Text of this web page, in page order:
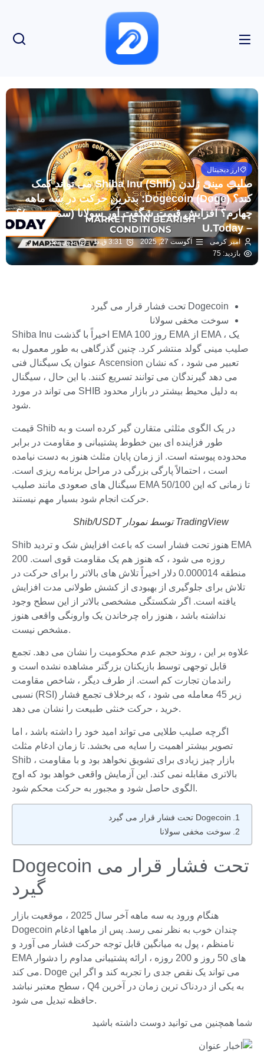
ارز دیجیتال
صلیب مینی ژلدن Shiba Inu (Shib) می تواند کمک
کند؟ Dogecoin (Doge): بدترین حرکت در سه ماهه
چهارم؟ افزایش قیمت شگفت آور سولانا (سمت چپ)؟
– U.Today
امیر کرمی آگوست 27, 2025 3:31 ق.ظ
بدون نظر
بازدید: 75
Dogecoin تحت فشار قرار می گیرد
سوخت مخفی سولانا
Shiba Inu اخیراً با گذشت EMA 100 روز EMA از EMA ، یک
صلیب مینی گولد منتشر کرد. چنین گذرگاهی به طور معمول به
عنوان یک سیگنال فنی Ascension تعبیر می شود ، که نشان
می دهد گیرندگان می توانند تسریع کنند. با این حال ، سیگنال
می تواند در مورد SHIB به دلیل محیط بیشتر در بازار محدود
شود.
قیمت Shib در یک الگوی مثلثی متقارن گیر کرده است و به
طور فزاینده ای بین خطوط پشتیبانی و مقاومت در برابر
محدوده پیوسته است. از زمان پایان مثلث هنوز به دست نیامده
است ، احتمالاً پارگی بزرگی در مراحل برنامه ریزی است.
سیگنال های صعودی مانند صلیب EMA 50/100 تا زمانی که این
حرکت انجام شود بسیار مهم نیستند.
TradingView توسط نمودار Shib/USDT
Shib هنوز تحت فشار است که باعث افزایش شک و تردید EMA
200 روزه می شود ، که هنوز هم یک مقاومت قوی است.
منطقه 0.000014 دلار اخیراً تلاش های بالاتر را برای حرکت در
تلاش برای جلوگیری از بهبودی از کشش طولانی مدت افزایش
یافته است. اگر شکستگی مشخصی بالاتر از این سطح وجود
نداشته باشد ، هنوز راه چرخاندن یک وارونگی واقعی هنوز
مشخص نیست.
علاوه بر این ، روند حجم عدم محکومیت را نشان می دهد. تجمع
قابل توجهی توسط بازیکنان بزرگتر مشاهده نشده است و
راندمان تجارت کم است. از طرف دیگر ، شاخص مقاومت
نسبی (RSI) زیر 45 معامله می شود ، که برخلاف تجمع فشار
خرید ، حرکت خنثی طبیعت را نشان می دهد.
اگرچه صلیب طلایی می تواند امید خود را داشته باشد ، اما
تصویر بیشتر اهمیت را سایه می بخشد. تا زمان ادغام مثلث
Shib ، بازار چیز زیادی برای تشویق نخواهد بود و با مقاومت
بالاتری مقابله نمی کند. این آزمایش واقعی خواهد بود که اوج
الگوی حاصل شود و مجبور به حرکت محکم شود.
Dogecoin تحت فشار قرار می گیرد
سوخت مخفی سولانا
Dogecoin تحت فشار قرار می
گیرد
هنگام ورود به سه ماهه آخر سال 2025 ، موقعیت بازار
Dogecoin چندان خوب به نظر نمی رسد. پس از ماهها ادغام
نامنظم ، پول به میانگین قابل توجه حرکت فشار می آورد و
EMA های 50 روز و 200 روزه ، ارائه پشتیبانی مداوم را دشوار
می کند. Doge می تواند یک نقص جدی را تجربه کند و اگر این
سطح معتبر نباشد ، Q4 به یکی از دردناک ترین زمان در آخرین
حافظه تبدیل می شود.
شما همچنین می توانید دوست داشته باشید